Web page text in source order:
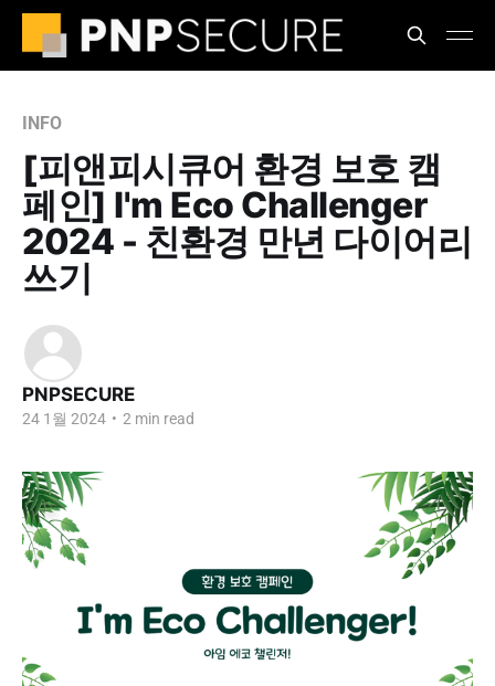
INFO
[피앤피시큐어 환경 보호 캠
페인] I'm Eco Challenger
2024 - 친환경 만년 다이어리
쓰기
PNPSECURE
24 1월 2024 • 2 min read